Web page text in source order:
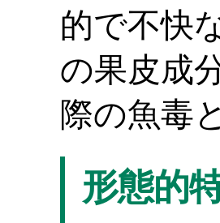
的で不快
の果皮成
際の魚毒
形態的